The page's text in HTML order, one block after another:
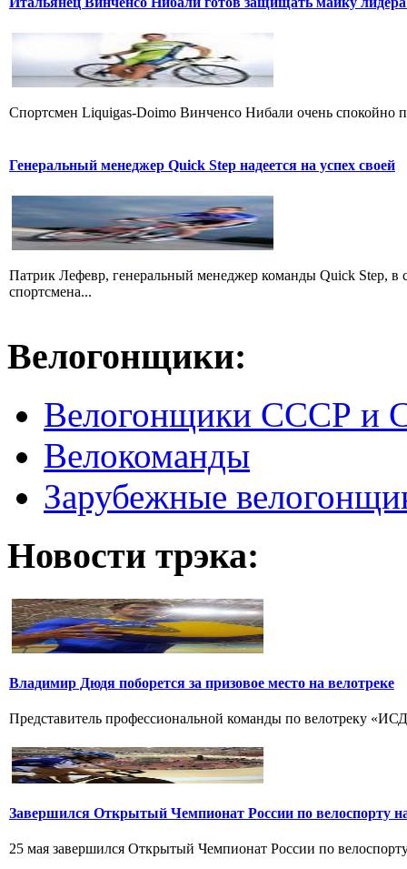
Cпортсмен Liquigas-Doimo Винченсо Нибали очень спокойно
Генеральный менеджер Quick Step надеется на успех своей
Патрик Лефевр, генеральный менеджер команды Quick Step, в
спортсмена...
Велогонщики:
Велогонщики СССР и
Велокоманды
Зарубежные
Новости трэка:
Владимир Дюдя поборется за призовое место на велотреке
Представитель профессиональной команды по велотреку
Завершился Открытый Чемпионат России по велоспорту
25 мая завершился Открытый Чемпионат России по